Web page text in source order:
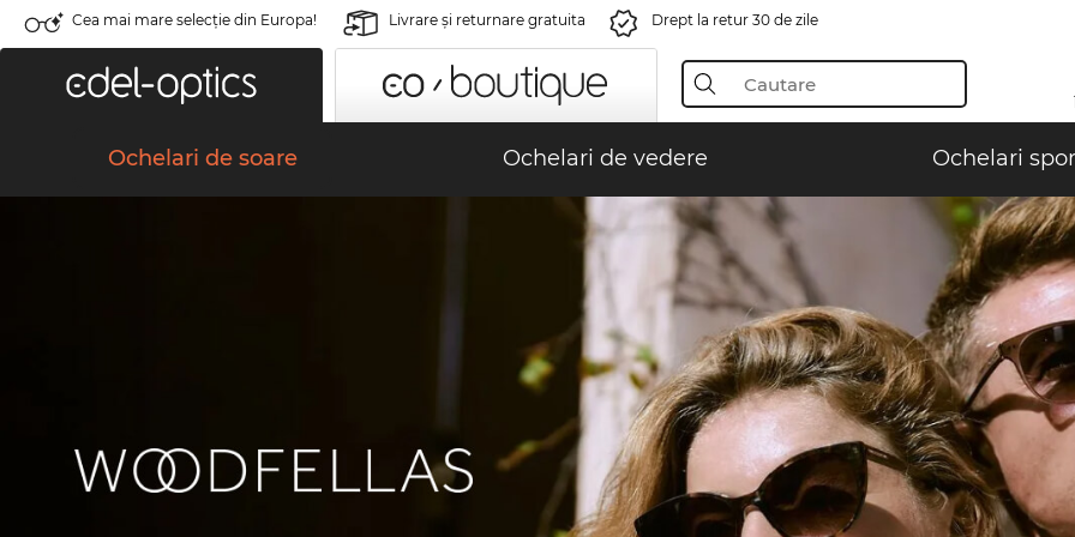
Cea mai mare selecție din Europa! Livrare şi returnare gratuita Drept la retur 30 de zile
Ochelari de soare Ochelari de vedere Ochelari